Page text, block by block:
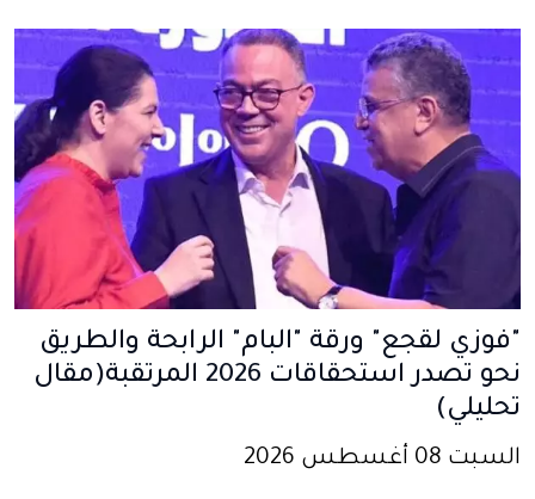
"فوزي لقجع" ورقة "البام" الرابحة والطريق
نحو تصدر استحقاقات 2026 المرتقبة(مقال
تحليلي)
السبت 08 أغسطس 2026